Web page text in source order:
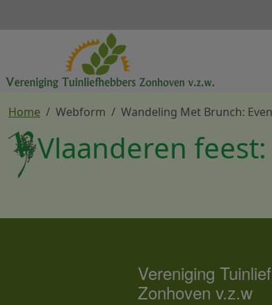
Home Webform Wandeling Met Brunch:
Vlaanderen
Vereniging
Zonhoven v.z.w